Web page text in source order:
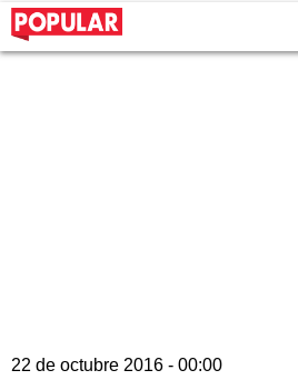
22 de octubre 2016 - 00:00